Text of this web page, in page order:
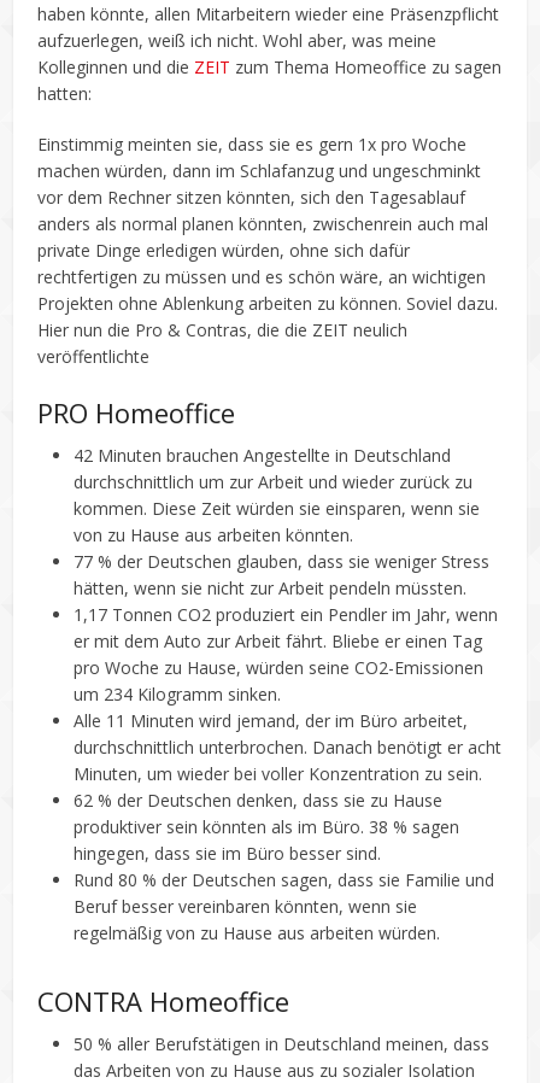
haben könnte, allen Mitarbeitern wieder eine Präsenzpflicht
aufzuerlegen, weiß ich nicht. Wohl aber, was meine
Kolleginnen und die ZEIT zum Thema Homeoffice zu sagen
hatten:
Einstimmig meinten sie, dass sie es gern 1x pro Woche
machen würden, dann im Schlafanzug und ungeschminkt
vor dem Rechner sitzen könnten, sich den Tagesablauf
anders als normal planen könnten, zwischenrein auch mal
private Dinge erledigen würden, ohne sich dafür
rechtfertigen zu müssen und es schön wäre, an wichtigen
Projekten ohne Ablenkung arbeiten zu können. Soviel dazu.
Hier nun die Pro & Contras, die die ZEIT neulich
veröffentlichte
PRO Homeoffice
42 Minuten brauchen Angestellte in Deutschland
durchschnittlich um zur Arbeit und wieder zurück zu
kommen. Diese Zeit würden sie einsparen, wenn sie
von zu Hause aus arbeiten könnten.
77 % der Deutschen glauben, dass sie weniger Stress
hätten, wenn sie nicht zur Arbeit pendeln müssten.
1,17 Tonnen CO2 produziert ein Pendler im Jahr, wenn
er mit dem Auto zur Arbeit fährt. Bliebe er einen Tag
pro Woche zu Hause, würden seine CO2-Emissionen
um 234 Kilogramm sinken.
Alle 11 Minuten wird jemand, der im Büro arbeitet,
durchschnittlich unterbrochen. Danach benötigt er acht
Minuten, um wieder bei voller Konzentration zu sein.
62 % der Deutschen denken, dass sie zu Hause
produktiver sein könnten als im Büro. 38 % sagen
hingegen, dass sie im Büro besser sind.
Rund 80 % der Deutschen sagen, dass sie Familie und
Beruf besser vereinbaren könnten, wenn sie
regelmäßig von zu Hause aus arbeiten würden.
CONTRA Homeoffice
50 % aller Berufstätigen in Deutschland meinen, dass
das Arbeiten von zu Hause aus zu sozialer Isolation